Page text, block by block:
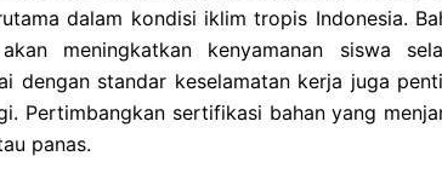
dalam kondisi iklim tropis Indonesia.
meningkatkan kenyamanan siswa
dengan standar keselamatan kerja juga
Pertimbangkan sertifikasi bahan yang
panas.